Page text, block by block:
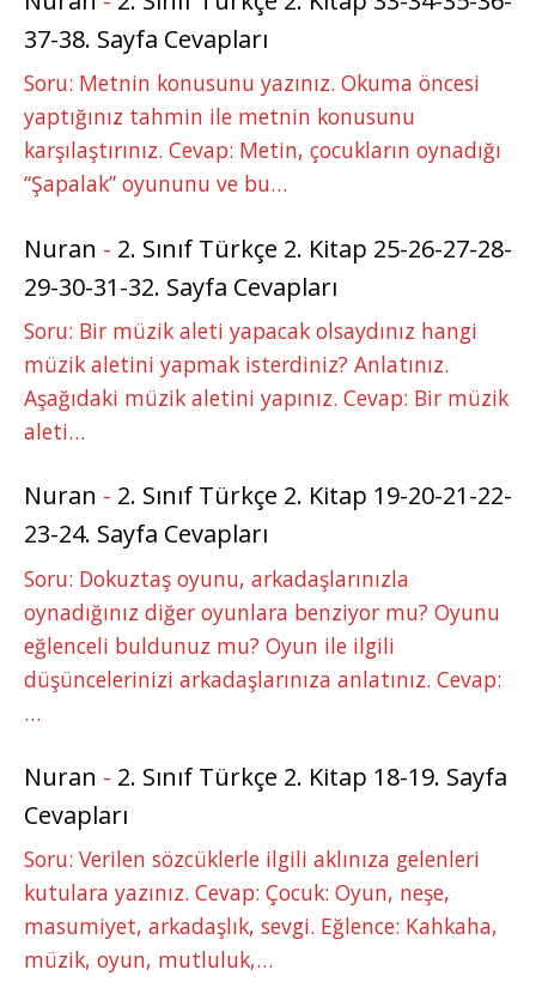
37-38. Sayfa Cevapları
Soru: Metnin konusunu yazınız. Okuma öncesi
yaptığınız tahmin ile metnin konusunu
karşılaştırınız. Cevap: Metin, çocukların oynadığı
“Şapalak” oyununu ve bu…
Nuran - 2. Sınıf Türkçe 2. Kitap 25-26-27-28-
29-30-31-32. Sayfa Cevapları
Soru: Bir müzik aleti yapacak olsaydınız hangi
müzik aletini yapmak isterdiniz? Anlatınız.
Aşağıdaki müzik aletini yapınız. Cevap: Bir müzik
aleti…
Nuran - 2. Sınıf Türkçe 2. Kitap 19-20-21-22-
23-24. Sayfa Cevapları
Soru: Dokuztaş oyunu, arkadaşlarınızla
oynadığınız diğer oyunlara benziyor mu? Oyunu
eğlenceli buldunuz mu? Oyun ile ilgili
düşüncelerinizi arkadaşlarınıza anlatınız. Cevap:
…
Nuran - 2. Sınıf Türkçe 2. Kitap 18-19. Sayfa
Cevapları
Soru: Verilen sözcüklerle ilgili aklınıza gelenleri
kutulara yazınız. Cevap: Çocuk: Oyun, neşe,
masumiyet, arkadaşlık, sevgi. Eğlence: Kahkaha,
müzik, oyun, mutluluk,…